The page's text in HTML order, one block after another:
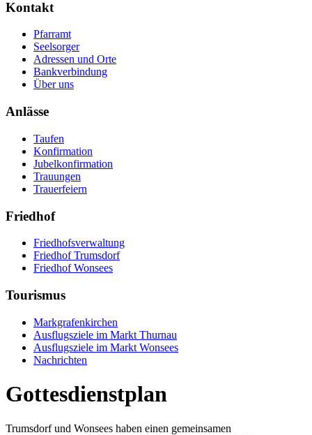
Kontakt
Pfarramt
Seelsorger
Adressen und Orte
Bankverbindung
Über uns
Anlässe
Taufen
Konfirmation
Jubelkonfirmation
Trauungen
Trauerfeiern
Friedhof
Friedhofsverwaltung
Friedhof Trumsdorf
Friedhof Wonsees
Tourismus
Markgrafenkirchen
Ausflugsziele im Markt Thurnau
Ausflugsziele im Markt Wonsees
Nachrichten
Gottesdienstplan
Trumsdorf und Wonsees haben einen gemeinsamen